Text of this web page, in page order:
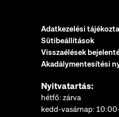
Adatkezelési
Sütibeállítások
Visszaélések
Akadálymentesítési
Nyitvatartás:
hétfő: zárva
kedd-vasárnap: